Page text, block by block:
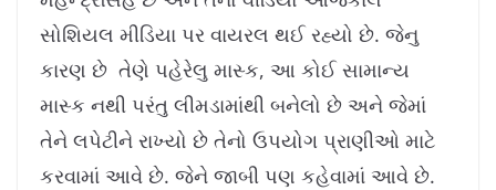
સોશિયલ મીડિયા પર વાયરલ થઈ રહ્યો છે. જેનુ
કારણ છે તેણે પહેરેલુ માસ્ક, આ કોઈ સામાન્ય
માસ્ક નથી પરંતુ લીમડામાંથી બનેલો છે અને જેમાં
તેને લપેટીને રાખ્યો છે તેનો ઉપયોગ પ્રાણીઓ માટે
કરવામાં આવે છે. જેને જાબી પણ કહેવામાં આવે છે.